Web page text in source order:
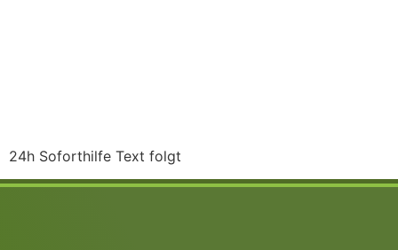
24h Soforthilfe Text folgt